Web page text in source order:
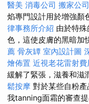
醫美 消毒公司 搬家公
焰專門設計用於增強顏
律事務所介紹 由於特
色，這使皮膚的黑暗加
薦 骨灰罈 室內設計圖
燴佈置 近視老花雷射費
緩解了緊張，滋養和滋
鬆按摩 對於某些自粉
我tanning面霜的審查提